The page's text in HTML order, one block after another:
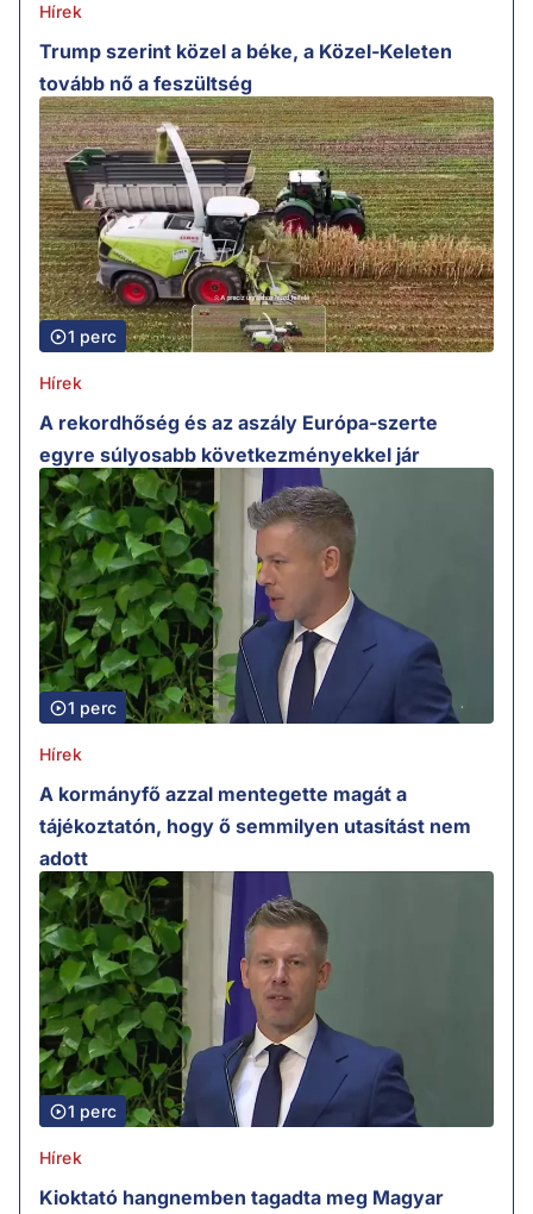
Hírek
Trump szerint közel a béke, a Közel-Keleten
tovább nő a feszültség
1 perc
Hírek
A rekordhőség és az aszály Európa-szerte
egyre súlyosabb következményekkel jár
1 perc
Hírek
A kormányfő azzal mentegette magát a
tájékoztatón, hogy ő semmilyen utasítást nem
adott
1 perc
Hírek
Kioktató hangnemben tagadta meg Magyar